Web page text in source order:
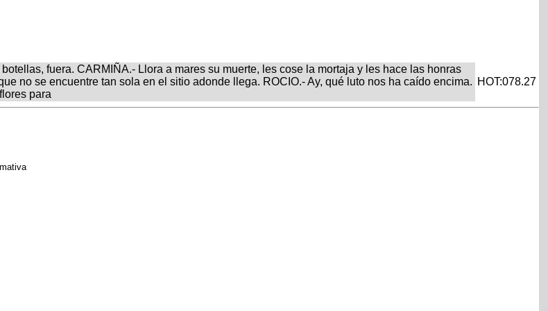
fuera. CARMIÑA.- Llora a mares su muerte, les cose la mortaja y les hace las honras
no se encuentre tan sola en el sitio adonde llega. ROCIO.- Ay, qué luto nos ha caído encima.
para
HOT:078.27